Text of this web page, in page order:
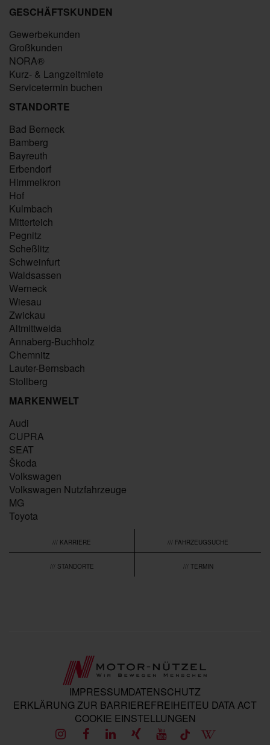
GESCHÄFTSKUNDEN
Gewerbekunden
Großkunden
NORA®
Kurz- & Langzeitmiete
Servicetermin buchen
STANDORTE
Bad Berneck
Bamberg
Bayreuth
Erbendorf
Himmelkron
Hof
Kulmbach
Mitterteich
Pegnitz
Scheßlitz
Schweinfurt
Waldsassen
Werneck
Wiesau
Zwickau
Altmittweida
Annaberg-Buchholz
Chemnitz
Lauter-Bernsbach
Stollberg
MARKENWELT
Audi
CUPRA
SEAT
Škoda
Volkswagen
Volkswagen Nutzfahrzeuge
MG
Toyota
/// KARRIERE /// FAHRZEUGSUCHE
/// STANDORTE /// TERMIN
IMPRESSUMDATENSCHUTZ
ERKLÄRUNG ZUR BARRIEREFREIHEITEU DATA ACT
COOKIE EINSTELLUNGEN